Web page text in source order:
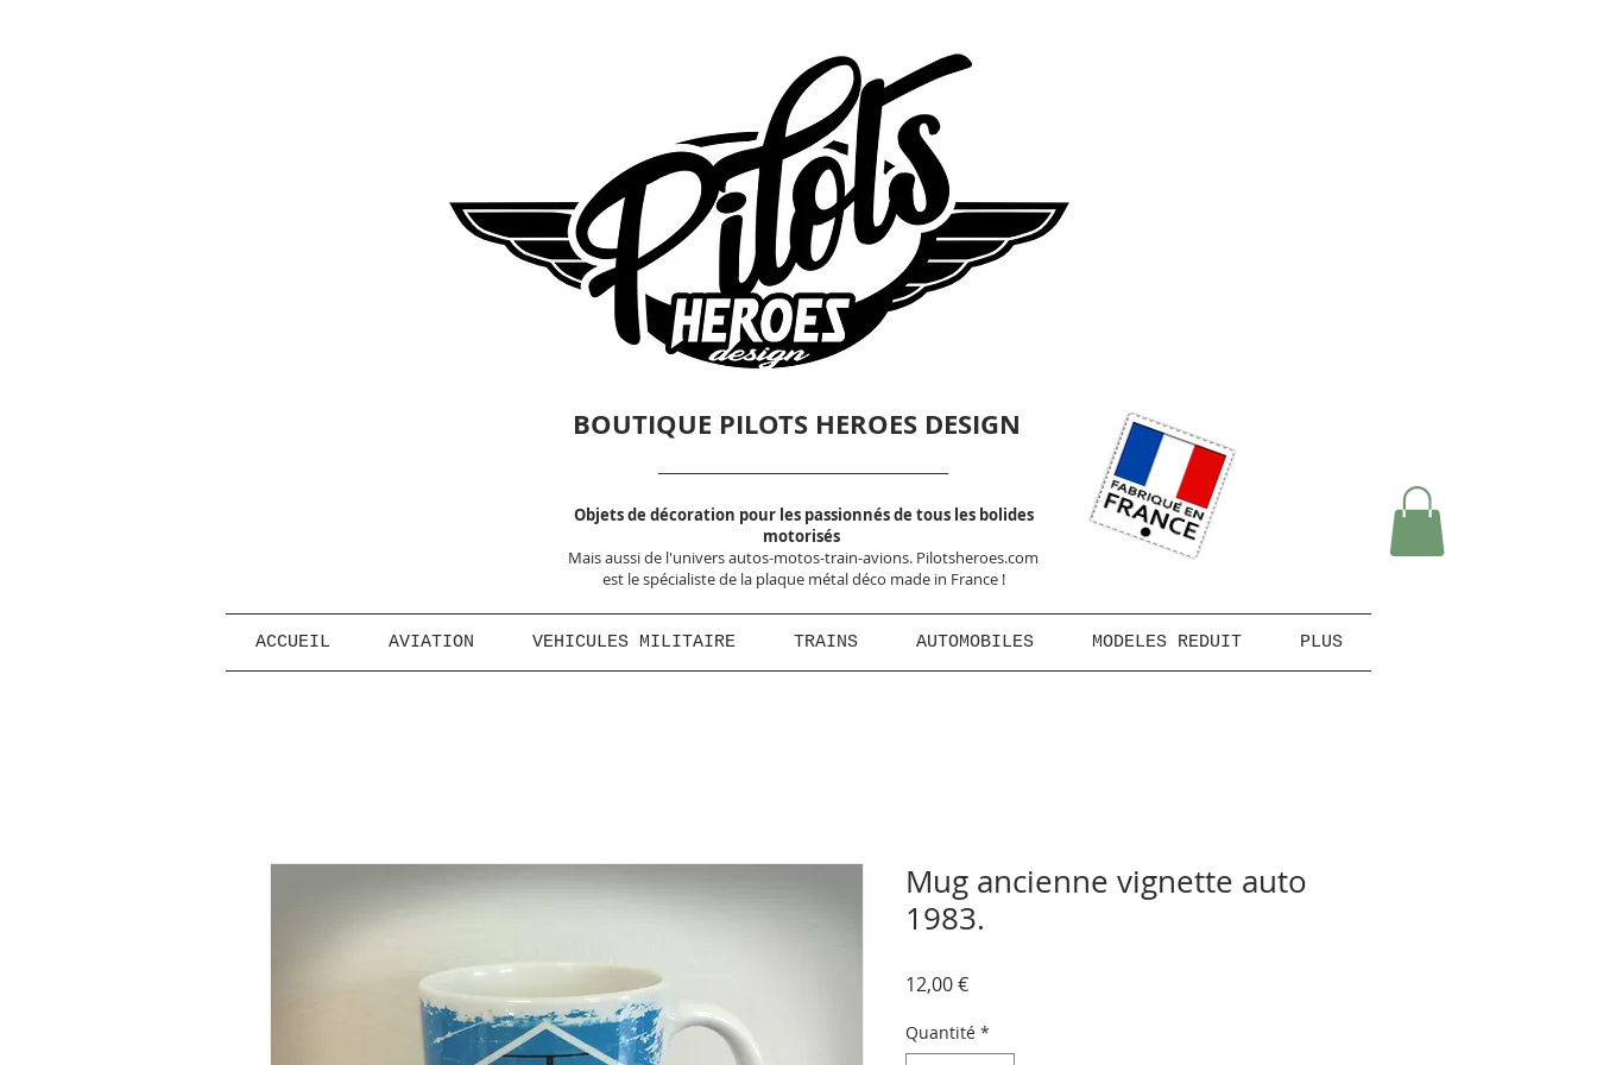
BOUTIQUE PILOTS HEROES DESIGN
Objets de décoration pour les passionnés de tous les bolides
motorisés
Mais aussi de l'univers autos-motos-train-avions. Pilotsheroes.com
est le spécialiste de la plaque métal déco made in France !
ACCUEIL AVIATION VEHICULES MILITAIRE TRAINS AUTOMOBILES MODELES REDUIT PLUS
Mug ancienne vignette auto
1983.
12,00 €Prix
Quantité *